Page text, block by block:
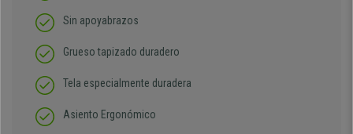
Sin apoyabrazos
Grueso tapizado duradero
Tela especialmente duradera
Asiento Ergonómico